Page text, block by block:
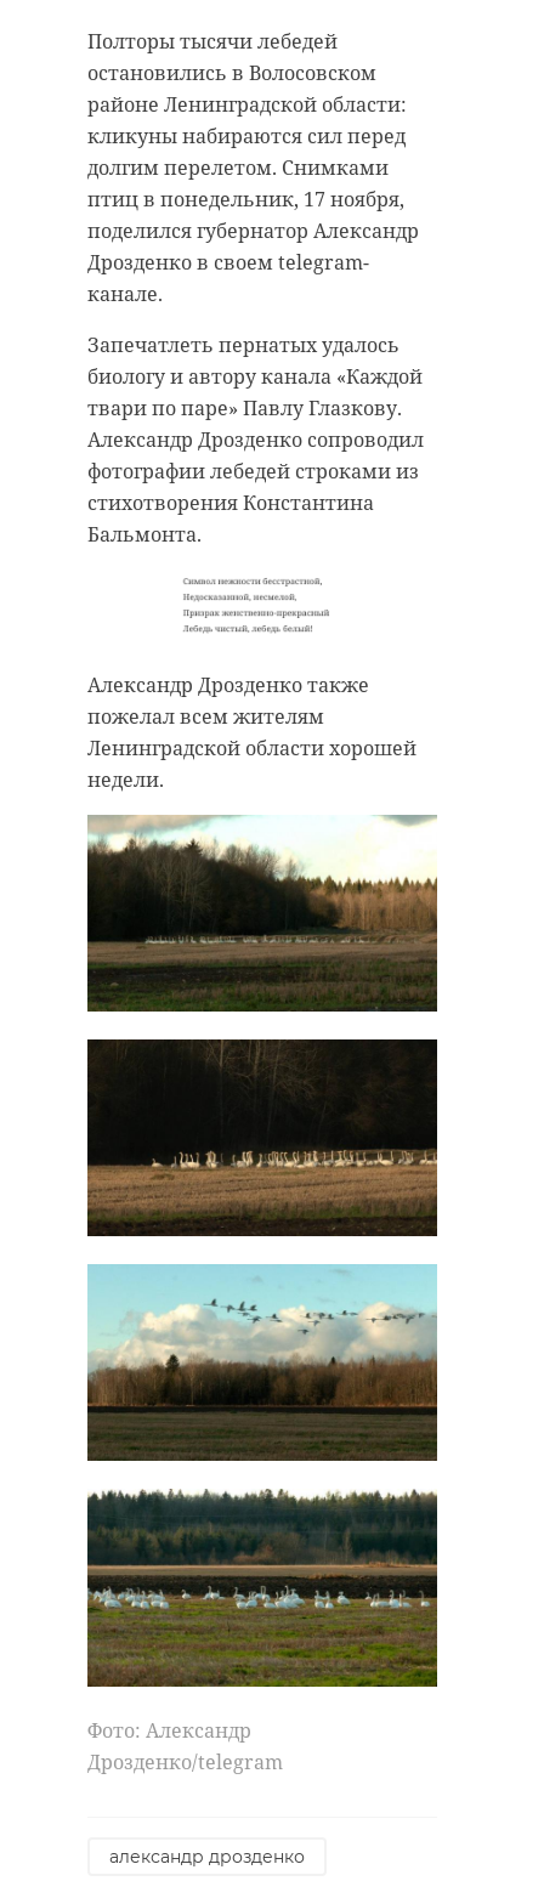
Полторы тысячи лебедей
остановились в Волосовском
районе Ленинградской области:
кликуны набираются сил перед
долгим перелетом. Снимками
птиц в понедельник, 17 ноября,
поделился губернатор Александр
Дрозденко в своем telegram-
канале.
Запечатлеть пернатых удалось
биологу и автору канала «Каждой
твари по паре» Павлу Глазкову.
Александр Дрозденко сопроводил
фотографии лебедей строками из
стихотворения Константина
Бальмонта.
Александр Дрозденко также
пожелал всем жителям
Ленинградской области хорошей
недели.
Фото: Александр
Дрозденко/telegram
александр дрозденко